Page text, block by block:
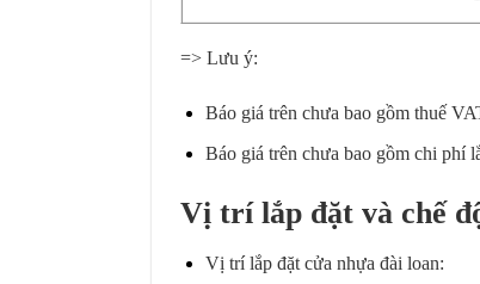
=> Lưu ý:
Báo giá trên chưa bao gồm thuế
Báo giá trên chưa bao gồm chi phí
Vị trí lắp đặt và chế
Vị trí lắp đặt cửa nhựa đài loan: